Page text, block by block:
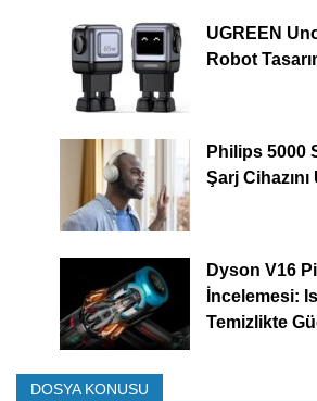
UGREEN
Robot
Philips 5000
Şarj
Dyson V16
İncelemesi:
Temizlikte
DOSYA KONUSU